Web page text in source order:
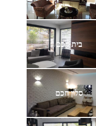
בית חכם
סלון חכם